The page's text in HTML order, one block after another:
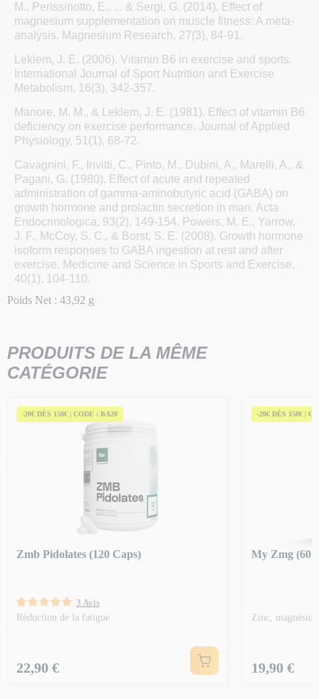
M., Perissinotto, E., ... & Sergi, G. (2014). Effect of
magnesium supplementation on muscle fitness: A meta-
analysis. Magnesium Research, 27(3), 84-91.
Leklem, J. E. (2006). Vitamin B6 in exercise and sports.
International Journal of Sport Nutrition and Exercise
Metabolism, 16(3), 342-357.
Manore, M. M., & Leklem, J. E. (1981). Effect of vitamin B6
deficiency on exercise performance. Journal of Applied
Physiology, 51(1), 68-72.
Cavagnini, F., Invitti, C., Pinto, M., Dubini, A., Marelli, A., &
Pagani, G. (1980). Effect of acute and repeated
administration of gamma-aminobutyric acid (GABA) on
growth hormone and prolactin secretion in man. Acta
Endocrinologica, 93(2), 149-154. Powers, M. E., Yarrow,
J. F., McCoy, S. C., & Borst, S. E. (2008). Growth hormone
isoform responses to GABA ingestion at rest and after
exercise. Medicine and Science in Sports and Exercise,
40(1), 104-110.
Poids Net : 43,92 g
PRODUITS DE LA MÊME
CATÉGORIE
-20€ DÈS 150€ | CODE : BA20
Zmb Pidolates (120 Caps)
3 Avis
Réduction de la fatigue
Prix
22,90 €
-20€ DÈS 150€ |
My Zmg (60
Zinc,
Prix
19,90 €